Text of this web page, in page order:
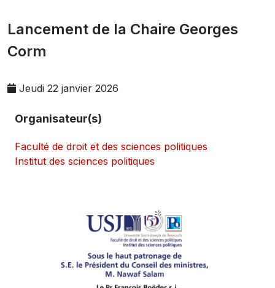
Lancement de la Chaire Georges
Corm
Jeudi 22 janvier 2026
Organisateur(s)
Faculté de droit et des sciences politiques
Institut des sciences politiques